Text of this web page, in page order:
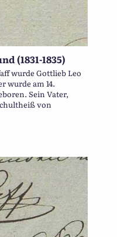
(1831-1835)
wurde Gottlieb Leo
wurde am 14.
Sein Vater,
von